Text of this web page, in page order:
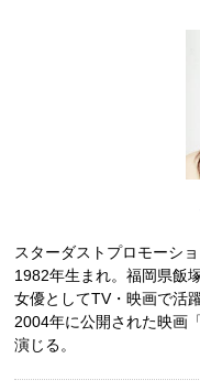
スターダストプロモーショ
1982年生まれ。福岡県飯
女優としてTV・映画で活躍
2004年に公開された映画
演じる。